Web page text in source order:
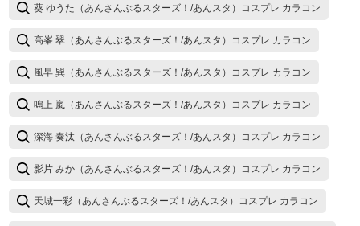
葵 ゆうた（あんさんぶるスターズ！/あんスタ）コスプレ カラコン
高峯 翠（あんさんぶるスターズ！/あんスタ）コスプレ カラコン
風早 巽（あんさんぶるスターズ！/あんスタ）コスプレ カラコン
鳴上 嵐（あんさんぶるスターズ！/あんスタ）コスプレ カラコン
深海 奏汰（あんさんぶるスターズ！/あんスタ）コスプレ カラコン
影片 みか（あんさんぶるスターズ！/あんスタ）コスプレ カラコン
天城一彩（あんさんぶるスターズ！/あんスタ）コスプレ カラコン